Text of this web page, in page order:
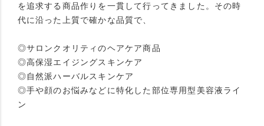
を追求する商品作りを一貫して行ってきました。その時
代に沿った上質で確かな品質で、
◎サロンクオリティのヘアケア商品
◎高保湿エイジングスキンケア
◎自然派ハーバルスキンケア
◎手や顔のお悩みなどに特化した部位専用型美容液ライ
ン